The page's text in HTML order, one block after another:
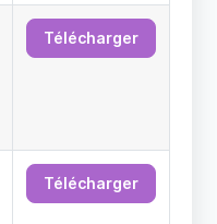
Télécharger
Télécharger